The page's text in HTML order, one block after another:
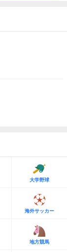
大学野球
海外サッカー
地方競馬